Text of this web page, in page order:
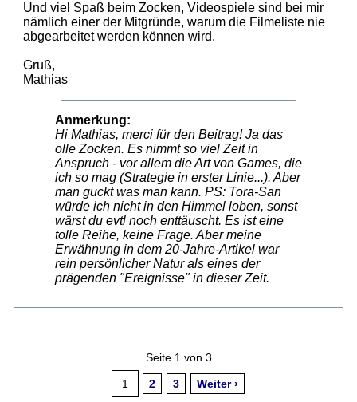
Und viel Spaß beim Zocken, Videospiele sind bei mir
nämlich einer der Mitgründe, warum die Filmeliste nie
abgearbeitet werden können wird.
Gruß,
Mathias
Anmerkung:
Hi Mathias, merci für den Beitrag! Ja das
olle Zocken. Es nimmt so viel Zeit in
Anspruch - vor allem die Art von Games, die
ich so mag (Strategie in erster Linie...). Aber
man guckt was man kann. PS: Tora-San
würde ich nicht in den Himmel loben, sonst
wärst du evtl noch enttäuscht. Es ist eine
tolle Reihe, keine Frage. Aber meine
Erwähnung in dem 20-Jahre-Artikel war
rein persönlicher Natur als eines der
prägenden "Ereignisse" in dieser Zeit.
Seite 1 von 3
1 2 3 Weiter ›